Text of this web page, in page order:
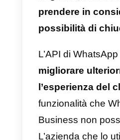
configurarlo
funzioni che
piattaforme
integrate.
il tuo provider
questi servizi.